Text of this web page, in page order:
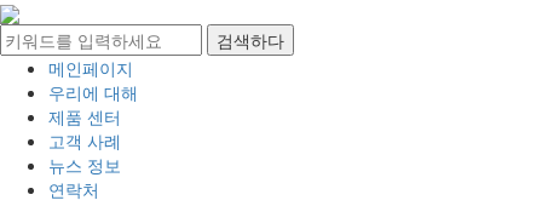
메인페이지
우리에 대해
제품 센터
고객 사례
뉴스 정보
연락처